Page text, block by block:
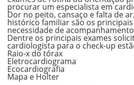
procurar um especialista em
Dor no peito, cansaço e falta de
histórico familiar são os
necessidade de
Dentre os principais exames
cardiologista para o check-up
Raio-x do tórax
Eletrocardiograma
Ecocardiografia
Mapa e Holter